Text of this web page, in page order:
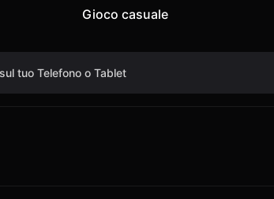
Gioco casuale
tuo Telefono o Tablet